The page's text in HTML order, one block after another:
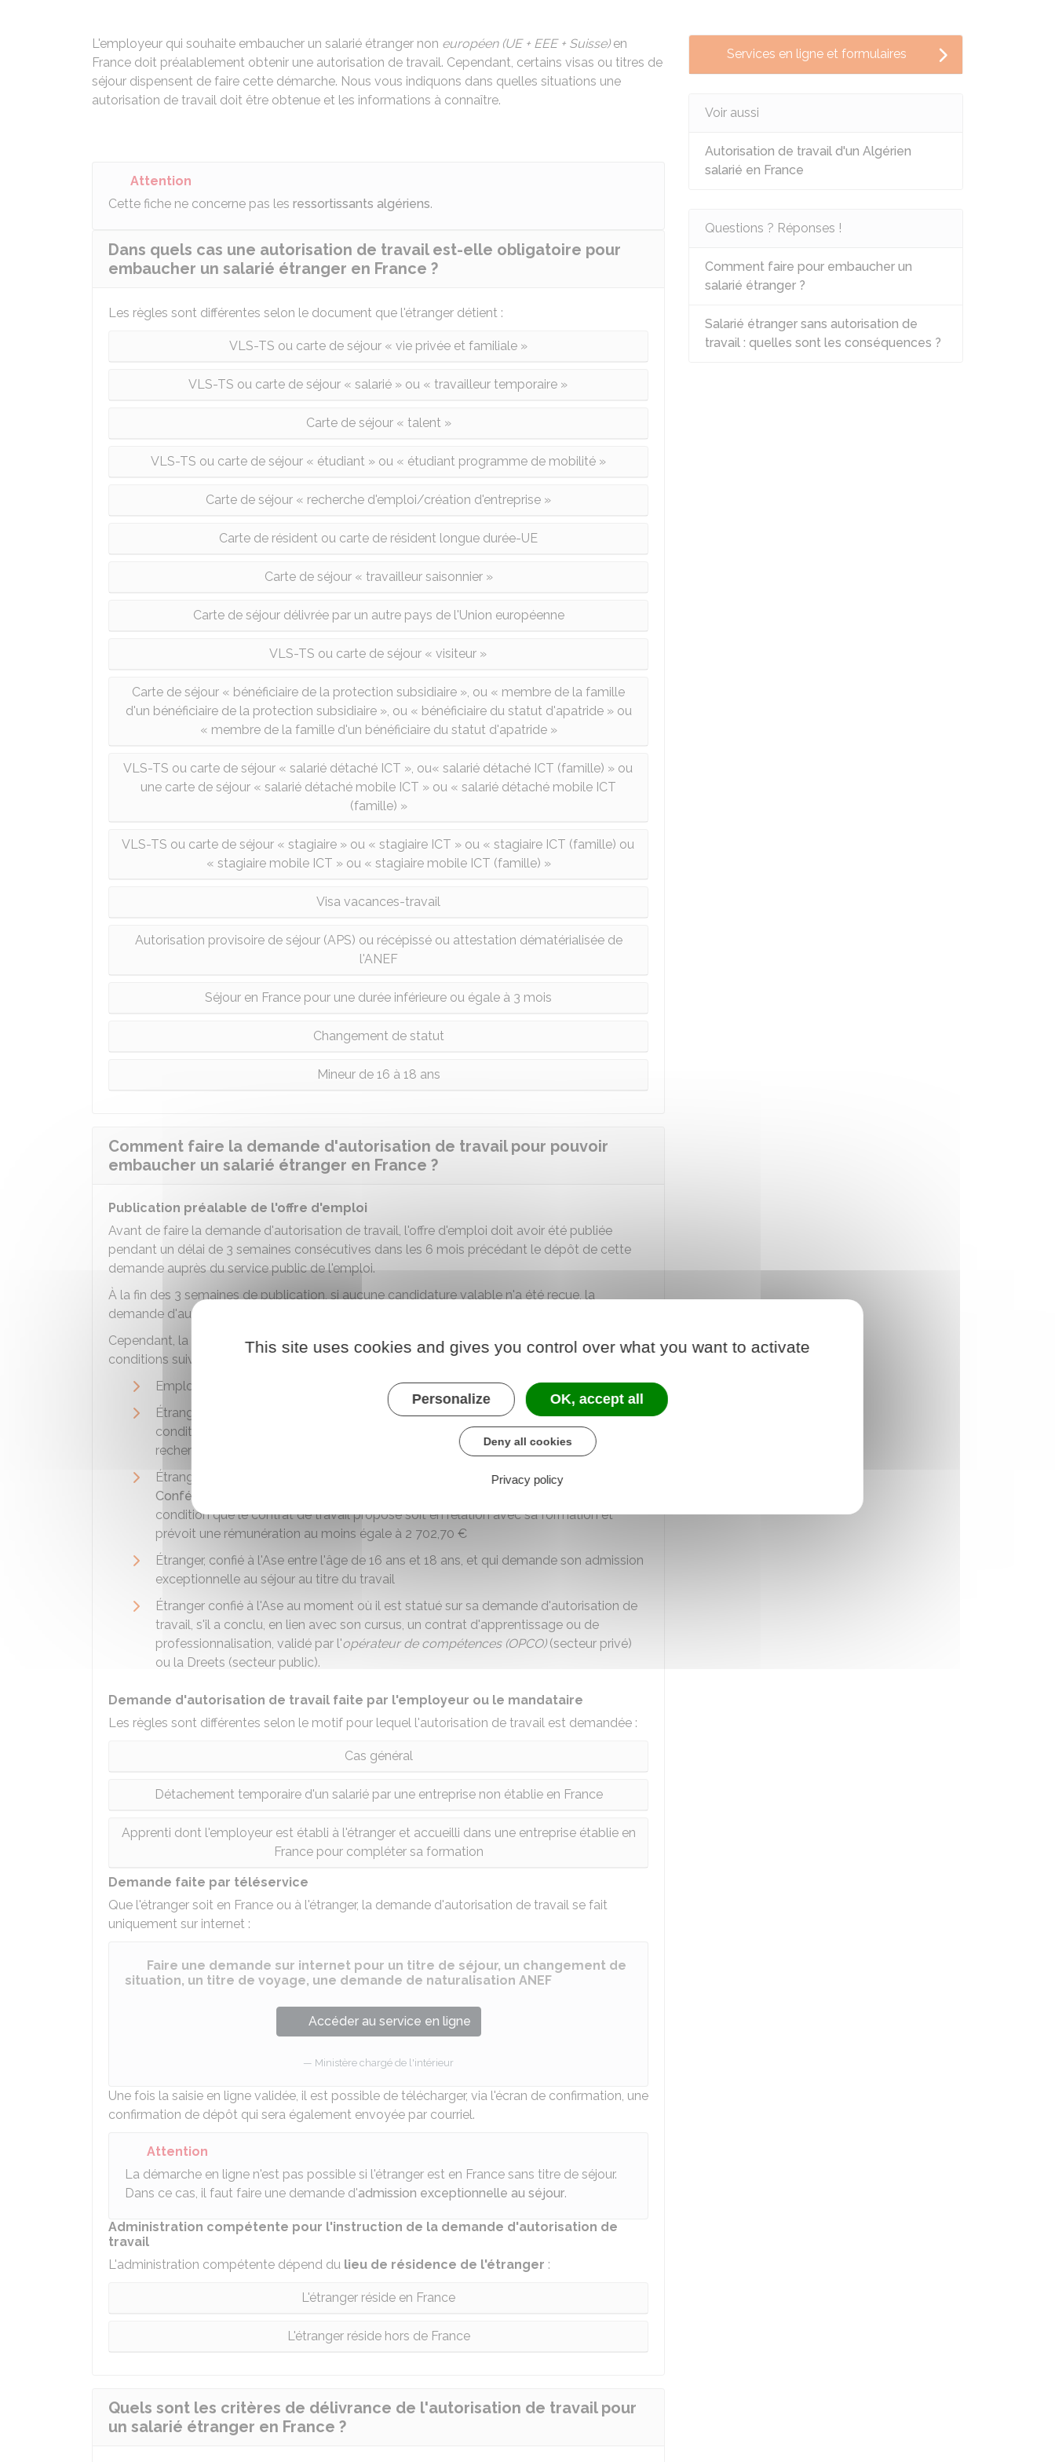
L'employeur qui souhaite embaucher un salarié étranger non européen (UE + EEE + Suisse)en
France doit préalablement obtenir une autorisation de travail. Cependant, certains visas ou titres de
séjour dispensent de faire cette démarche. Nous vous indiquons dans quelles situations une
autorisation de travail doit être obtenue et les informations à connaître.
Attention
Cette fiche ne concerne pas les ressortissants algériens.
Dans quels cas une autorisation de travail est-elle obligatoire pour
embaucher un salarié étranger en France ?
Les règles sont différentes selon le document que l'étranger détient :
VLS-TS ou carte de séjour « vie privée et familiale »
VLS-TS ou carte de séjour « salarié » ou « travailleur temporaire »
Carte de séjour « talent »
VLS-TS ou carte de séjour « étudiant » ou « étudiant programme de mobilité »
Carte de séjour « recherche d'emploi/création d'entreprise »
Carte de résident ou carte de résident longue durée-UE
Carte de séjour « travailleur saisonnier »
Carte de séjour délivrée par un autre pays de l'Union européenne
VLS-TS ou carte de séjour « visiteur »
Carte de séjour « bénéficiaire de la protection subsidiaire », ou « membre de la famille
d'un bénéficiaire de la protection subsidiaire », ou « bénéficiaire du statut d'apatride » ou
« membre de la famille d'un bénéficiaire du statut d'apatride »
VLS-TS ou carte de séjour « salarié détaché ICT », ou« salarié détaché ICT (famille) » ou
une carte de séjour « salarié détaché mobile ICT » ou « salarié détaché mobile ICT
(famille) »
VLS-TS ou carte de séjour « stagiaire » ou « stagiaire ICT » ou « stagiaire ICT (famille) ou
« stagiaire mobile ICT » ou « stagiaire mobile ICT (famille) »
Visa vacances-travail
Autorisation provisoire de séjour (APS) ou récépissé ou attestation dématérialisée de
l'ANEF
Séjour en France pour une durée inférieure ou égale à 3 mois
Changement de statut
Mineur de 16 à 18 ans
Comment faire la demande d'autorisation de travail pour pouvoir
embaucher un salarié étranger en France ?
Publication préalable de l'offre d'emploi
Avant de faire la demande d'autorisation de travail, l'offre d'emploi doit avoir été publiée
pendant un délai de 3 semaines consécutives dans les 6 mois précédant le dépôt de cette
demande auprès du service public de l'emploi.
À la fin des 3 semaines de publication, si aucune candidature valable n'a été reçue, la
demande d'autorisation de travail peut être effectuée.
Cependant, la publication préalable de l'offre d'emploin'est pas obligatoiresi l'une des
conditions suivantes est remplie :
Emploi figurant sur la liste des
métiers en tension
Étranger ayant une carte de séjour " recherche d'emploi ou création d'entreprise " à
condition que le contrat de travail proposé soit en relation avec sa formation ou ses
recherches et prévoit une rémunération supérieure à 2 702,70 €
Étranger ayant obtenu un master ou un diplôme de niveau I labellisés par la
Conférence des grandes écoles
condition que le contrat de travail proposé soit en relation avec sa formation et
prévoit une rémunération au moins égale à 2 702,70 €
Étranger, confié à l'Ase entre l'âge de 16 ans et 18 ans, et qui demande son admission
exceptionnelle au séjour au titre du travail
Étranger confié à l'Ase au moment où il est statué sur sa demande d'autorisation de
travail, s'il a conclu, en lien avec son cursus, un contrat d'apprentissage ou de
professionnalisation, validé par l'opérateur de compétences (OPCO)(secteur privé)
ou la Dreets (secteur public).
Demande d'autorisation de travail faite par l'employeur ou le mandataire
Les règles sont différentes selon le motif pour lequel l'autorisation de travail est demandée :
Cas général
Détachement temporaire d'un salarié par une entreprise non établie en France
Apprenti dont l'employeur est établi à l'étranger et accueilli dans une entreprise établie en
France pour compléter sa formation
Demande faite par téléservice
Que l'étranger soit en France ou à l'étranger, la demande d'autorisation de travail se fait
uniquement sur internet :
Faire une demande sur internet pour un titre de séjour, un changement de
situation, un titre de voyage, une demande de naturalisation ANEF
Accéder au service en ligne
Ministère chargé de l'intérieur
Une fois la saisie en ligne validée, il est possible de télécharger, via l'écran de confirmation, une
confirmation de dépôt qui sera également envoyée par courriel.
Attention
La démarche en ligne n'est pas possible si l'étranger est en France sans titre de séjour.
Dans ce cas, il faut faire une demande d'admission exceptionnelle au séjour.
Administration compétente pour l'instruction de la demande d'autorisation de
travail
L'administration compétente dépend du lieu de résidence de l'étranger :
L'étranger réside en France
L'étranger réside hors de France
Quels sont les critères de délivrance de l'autorisation de travail pour
un salarié étranger en France ?
Services en ligne et formulaires
Voir aussi
Autorisation de travail d'un Algérien
salarié en France
Questions ? Réponses !
Comment faire pour embaucher un
salarié étranger ?
Salarié étranger sans autorisation de
travail : quelles sont les conséquences ?
This site uses cookies and gives you control over what you want to activate
Personalize OK, accept all
Deny all cookies
Privacy policy